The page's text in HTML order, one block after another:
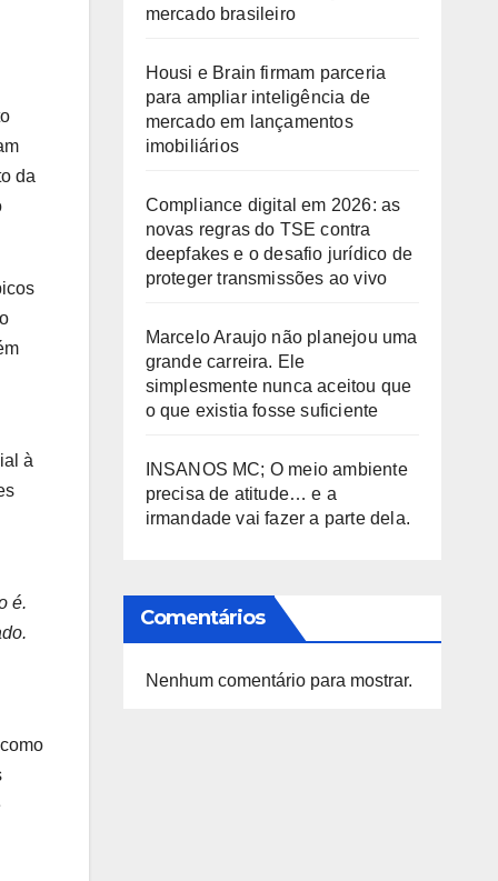
da
à
é.
mercado brasileiro
Housi e Brain firmam parceria
para ampliar inteligência de
mercado em lançamentos
imobiliários
Compliance digital em 2026: as
novas regras do TSE contra
deepfakes e o desafio jurídico de
proteger transmissões ao vivo
Marcelo Araujo não planejou uma
grande carreira. Ele
simplesmente nunca aceitou que
o que existia fosse suficiente
INSANOS MC; O meio ambiente
precisa de atitude… e a
irmandade vai fazer a parte dela.
Comentários
Nenhum comentário para mostrar.